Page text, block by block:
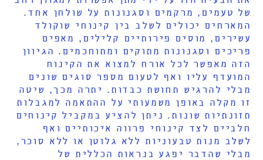
של טעמים, מרקמים וסגנונות על שולחן אחד.
המארחים יכולים לשלב בין קינוחי שוקולד
עשירים, מוסים פירותיים קלילים, מאפים
פריכים וסגנונות מתוקים ומתוחכמים. הגיוון
הזה מאפשר לכל אורח למצוא את הקינוח
המועדף עליו ואף לטעום מספר סוגים שונים
מבלי להרגיש תחושת כבדות. יתרה מכך, שיטה
זו מקלה באופן משמעותי על ההתאמה למגבלות
תזונתיות שונות. ניתן להציע במקביל קינוחים
חלביים לצד קינוחי פרווה איכותיים ואף
לשלב מנות טבעוניות ללא גלוטן או ללא סוכר,
מבלי שהדבר יפגע בנראות הכללית של